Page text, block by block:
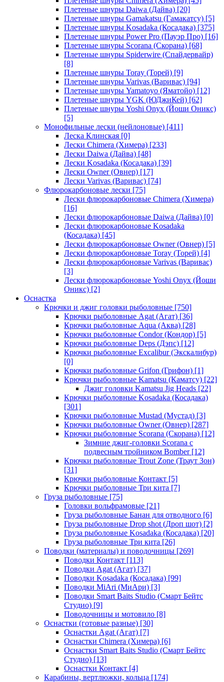
Плетеные шнуры Daiwa (Дайва) [20]
Плетеные шнуры Gamakatsu (Гамакатсу) [5]
Плетеные шнуры Kosadaka (Косадака) [375]
Плетеные шнуры Power Pro (Пауэр Про) [16]
Плетеные шнуры Scorana (Скорана) [68]
Плетеные шнуры Spiderwire (Спайдервайр)
[8]
Плетеные шнуры Toray (Торей) [9]
Плетеные шнуры Varivas (Варивас) [94]
Плетеные шнуры Yamatoyo (Яматойо) [12]
Плетеные шнуры YGK (ЮДжиКей) [62]
Плетеные шнуры Yoshi Onyx (Йоши Оникс)
[5]
Монофильные лески (нейлоновые) [411]
Леска Клинская [0]
Лески Chimera (Химера) [233]
Лески Daiwa (Дайва) [48]
Лески Kosadaka (Косадака) [39]
Лески Owner (Овнер) [17]
Лески Varivas (Варивас) [74]
Флюрокарбоновые лески [75]
Лески флюрокарбоновые Chimera (Химера)
[16]
Лески флюрокарбоновые Daiwa (Дайва) [0]
Лески флюрокарбоновые Kosadaka
(Косадака) [45]
Лески флюрокарбоновые Owner (Овнер) [5]
Лески флюрокарбоновые Toray (Торей) [4]
Лески флюрокарбоновые Varivas (Варивас)
[3]
Лески флюрокарбоновые Yoshi Onyx (Йоши
Оникс) [2]
Оснастка
Крючки и джиг головки рыболовные [750]
Крючки рыболовные Agat (Агат) [36]
Крючки рыболовные Aqua (Аква) [28]
Крючки рыболовные Condor (Кондор) [5]
Крючки рыболовные Deps (Дэпс) [12]
Крючки рыболовные Excalibur (Экскалибур)
[0]
Крючки рыболовные Grifon (Грифон) [1]
Крючки рыболовные Kamatsu (Каматсу) [22]
Джиг головки Kamatsu Jig Heads [22]
Крючки рыболовные Kosadaka (Косадака)
[301]
Крючки рыболовные Mustad (Мустад) [3]
Крючки рыболовные Owner (Овнер) [287]
Крючки рыболовные Scorana (Скорана) [12]
Зимние джиг-головки Scorana с
подвесным тройником Bomber[12]
Крючки рыболовные Trout Zone (Траут Зон)
[31]
Крючки рыболовные Контакт [5]
Крючки рыболовные Три кита [7]
Груза рыболовные [75]
Головки вольфрамовые [21]
Груза рыболовные Банан для отводного [6]
Груза рыболовные Drop shot (Дроп шот) [2]
Груза рыболовные Kosadaka (Косадака) [20]
Груза рыболовные Три кита [26]
Поводки (материалы) и поводочницы [269]
Поводки Контакт [113]
Поводки Agat (Агат) [37]
Поводки Kosadaka (Косадака) [99]
Поводки MiAri (МиАри) [3]
Поводки Smart Baits Studio (Смарт Бейтс
Студио) [9]
Поводочницы и мотовило [8]
Оснастки (готовые разные) [30]
Оснастки Agat (Агат) [7]
Оснастки Chimera (Химера) [6]
Оснастки Smart Baits Studio (Смарт Бейтс
Студио) [13]
Оснастки Контакт [4]
Карабины, вертлюжки, кольца [174]